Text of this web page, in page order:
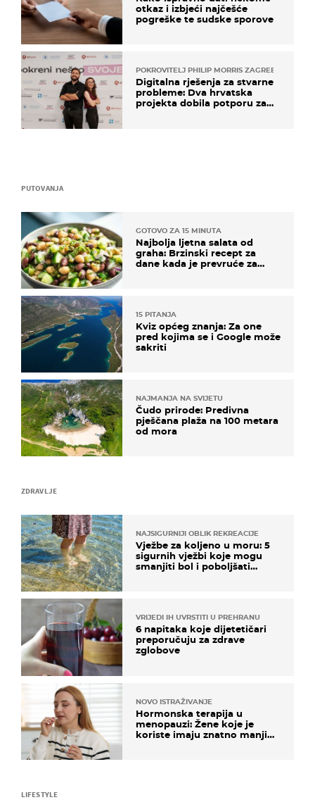
ZDRAVLJE
NAJSIGURNIJI OBLIK REKREACIJE
Vježbe za koljeno u moru: 5
sigurnih vježbi koje mogu
smanjiti bol i poboljšati
VRIJEDI IH UVRSTITI U PREHRANU
6 napitaka koje dijetetičari
preporučuju za zdrave
zglobove
NOVO ISTRAŽIVANJE
Hormonska terapija u
menopauzi: Žene koje je
koriste imaju znatno manji
PUTOVANJA
GOTOVO ZA 15 MINUTA
Najbolja ljetna salata od
graha: Brzinski recept za
dane kada je prevruće za
15 PITANJA
Kviz općeg znanja: Za one
pred kojima se i Google može
sakriti
NAJMANJA NA SVIJETU
Čudo prirode: Predivna
pješčana plaža na 100 metara
od mora
otkaz i izbjeći najčešće
pogreške te sudske sporove
POKROVITELJ PHILIP MORRIS ZAGREB
Digitalna rješenja za stvarne
probleme: Dva hrvatska
projekta dobila potporu za
LIFESTYLE